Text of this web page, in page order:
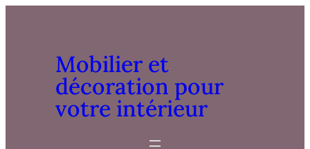
Mobilier et
décoration pour
votre intérieur